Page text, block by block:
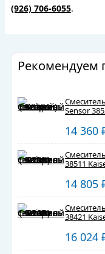
(926) 706-6055.
Рекомендуем
Sensor
14 360
38511
14 805
38421
16 024